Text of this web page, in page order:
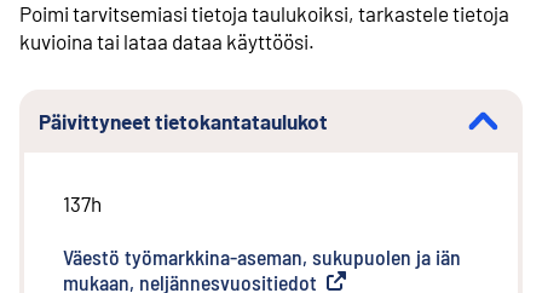
Poimi tarvitsemiasi tietoja taulukoiksi, tarkastele tietoja
kuvioina tai lataa dataa käyttöösi.
Päivittyneet tietokantataulukot
137h
Väestö työmarkkina-aseman, sukupuolen ja iän
mukaan, neljännesvuositiedot Ulkoinen linkki